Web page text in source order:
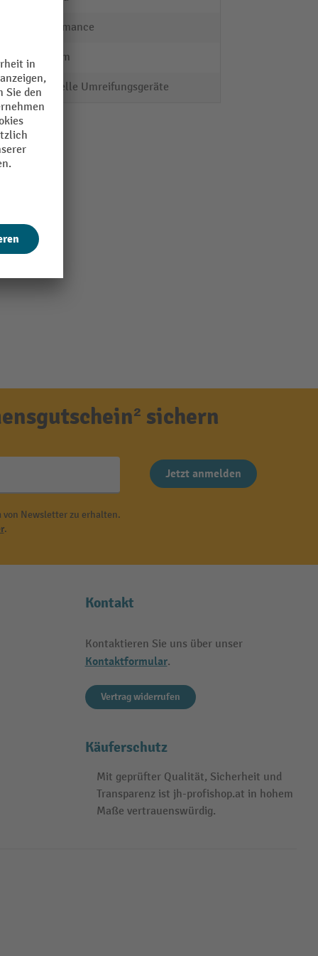
Performance
135 mm
manuelle Umreifungsgeräte
sichern
Jetzt anmelden
von Newsletter zu erhalten.
.
Kontakt
Kontaktieren Sie uns über unser
Kontaktformular.
Vertrag widerrufen
Käuferschutz
Mit geprüfter Qualität, Sicherheit und
Transparenz ist jh-profishop.at in hohem
Maße vertrauenswürdig.